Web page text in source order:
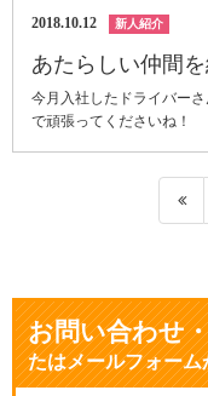
2018.10.12 新人紹介
あたらしい仲間を
今月入社したドライバー
で頑張ってくださいね！
お問い合わせ
たはメールフォー